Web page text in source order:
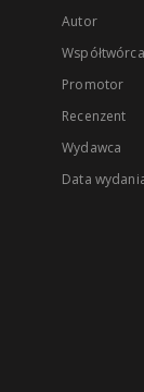
Autor
Współtwórca
Promotor
Recenzent
Wydawca
Data